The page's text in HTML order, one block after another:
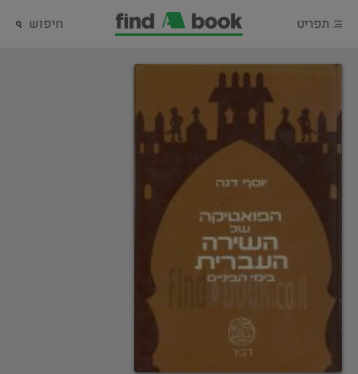
תפריט חיפוש